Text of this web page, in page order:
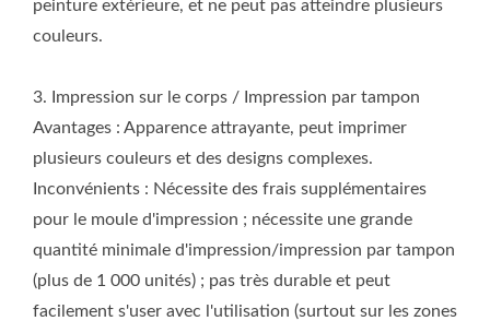
peinture extérieure, et ne peut pas atteindre plusieurs
couleurs.
3. Impression sur le corps / Impression par tampon
Avantages : Apparence attrayante, peut imprimer
plusieurs couleurs et des designs complexes.
Inconvénients : Nécessite des frais supplémentaires
pour le moule d'impression ; nécessite une grande
quantité minimale d'impression/impression par tampon
(plus de 1 000 unités) ; pas très durable et peut
facilement s'user avec l'utilisation (surtout sur les zones